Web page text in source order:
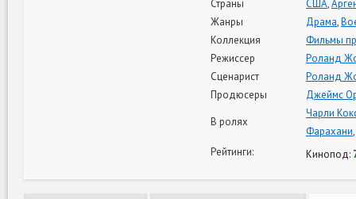
Страны
США,
Жанры
Драма,
Коллекция
Фильмы
Режиссер
Роланд
Сценарист
Роланд
Продюсеры
Джеймс
В ролях
Чарли
Фарахани,
Рейтинги:
Кинопод: